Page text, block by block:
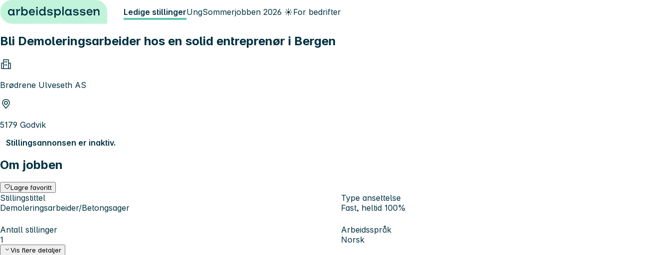
Hopp til innhold Ledige stillingerUngSommerjobben 2026 ☀️For bedrifter
Bli Demoleringsarbeider hos en solid entreprenør i Bergen
Brødrene Ulveseth AS
5179 Godvik
Stillingsannonsen er inaktiv.
Om jobben
Lagre favoritt
Stillingstittel
Demoleringsarbeider/Betongsager
Type ansettelse
Fast, heltid 100%
Antall stillinger
1
Arbeidsspråk
Norsk
Vis flere detaljer